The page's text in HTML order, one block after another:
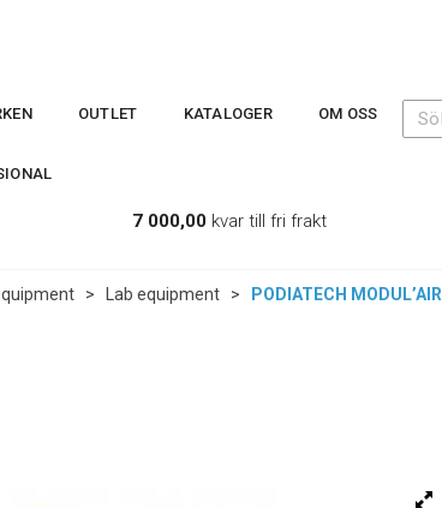
OUTLET KATALOGER OM OSS
7 000,00 kvar till fri frakt
> Lab equipment > PODIATECH MODUL’AIR